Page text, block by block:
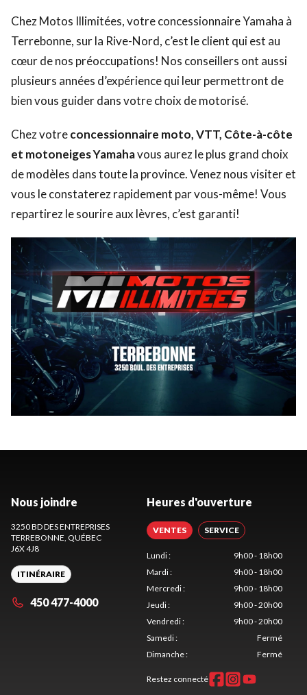
Chez Motos Illimitées, votre concessionnaire Yamaha à
Terrebonne, sur la Rive-Nord, c’est le client qui est au
cœur de nos préoccupations! Nos conseillers ont aussi
plusieurs années d’expérience qui leur permettront de
bien vous guider dans votre choix de motorisé.
Chez votreconcessionnaire moto, VTT, Côte-à-côte
et motoneiges Yamahavous aurez le plus grand choix
de modèles dans toute la province. Venez nous visiter et
vous le constaterez rapidement par vous-même! Vous
repartirez le sourire aux lèvres, c’est garanti!
Nous joindre
3250 BD DES ENTREPRISES
TERREBONNE , QUÉBEC
J6X 4J8
ITINÉRAIRE
450 477-4000
Heures d'ouverture
VENTES SERVICE
Lundi:
9h00 - 18h00
Mardi:
9h00 - 18h00
Mercredi:
9h00 - 18h00
Jeudi:
9h00 - 20h00
Vendredi:
9h00 - 20h00
Samedi:
Fermé
Dimanche: Fermé
Restez connecté